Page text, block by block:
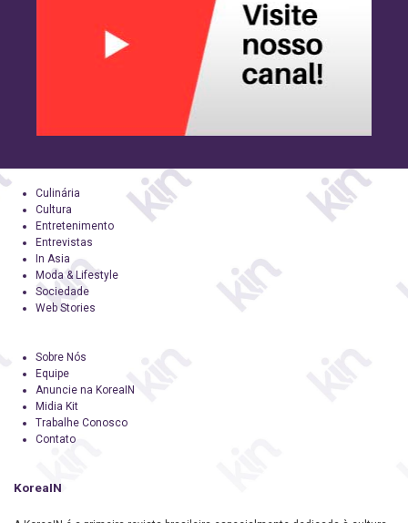
Culinária
Cultura
Entretenimento
Entrevistas
In Asia
Moda & Lifestyle
Sociedade
Web Stories
Sobre Nós
Equipe
Anuncie na KoreaIN
Midia Kit
Trabalhe Conosco
Contato
KoreaIN